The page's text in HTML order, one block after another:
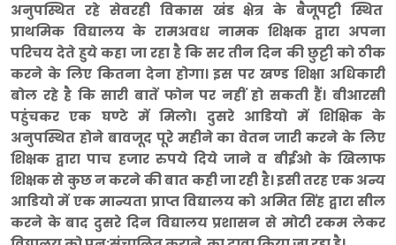
अनुपस्थित रहे सेवरही विकास खंड क्षेत्र केबैजूपट्टी स्थित
प्राथमिक विद्यालय के रामअवध नामक शिक्षक द्वारा अपना
परिचय देते हुये कहा जा रहा है कि सर तीन दिन की छुट्टी को ठीक
करने के लिए कितना देना होगा। इस पर खण्ड शिक्षा अधिकारी
बोल रहे है कि सारी बातें फोन पर नहीं हो सकती हैं। बीआरसी
पहुंचकर एक घण्टे में मिलो। दुसरे आडियो में शिक्षिक के
अनुपस्थित होने बावजूद पूरे महीने का वेतन जारी करने के लिए
शिक्षक द्वारा पाच हजार रुपये दिये जाने व बीईओ के खिलाफ
शिक्षक से कुछ न करने की बात कही जा रही है। इसी तरह एक अन्य
आडियो में एक मान्यता प्राप्त विद्यालय को अमित सिंह द्वारा सील
करने के बाद दुसरे दिन विद्यालय प्रशासन से मोटी रकम लेकर